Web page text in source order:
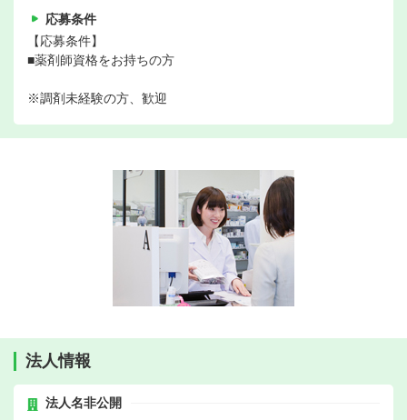
応募条件
【応募条件】
■薬剤師資格をお持ちの方
※調剤未経験の方、歓迎
法人情報
法人名非公開